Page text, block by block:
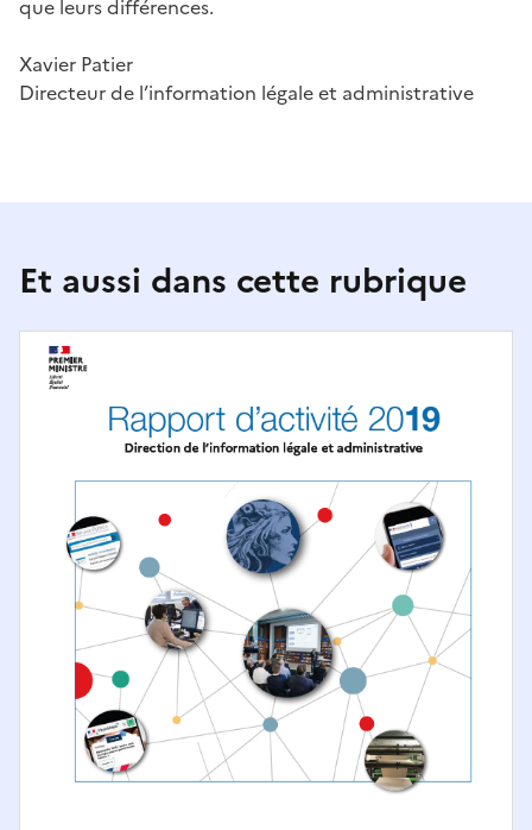
que leurs différences.
Xavier Patier
Directeur de l’information légale et administrative
Et aussi dans cette rubrique